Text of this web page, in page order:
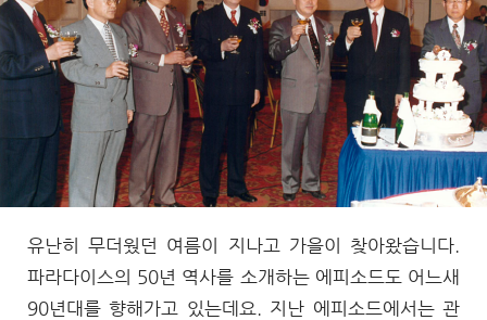
유난히 무더웠던 여름이 지나고 가을이 찾아왔습니다.
파라다이스의 50년 역사를 소개하는 에피소드도 어느새
90년대를 향해가고 있는데요. 지난 에피소드에서는 관